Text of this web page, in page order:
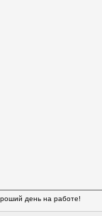
день на работе!